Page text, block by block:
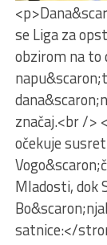
se Liga za
obzirom na to
značaj.<br />
očekuje
Mladosti, dok
satnice:</